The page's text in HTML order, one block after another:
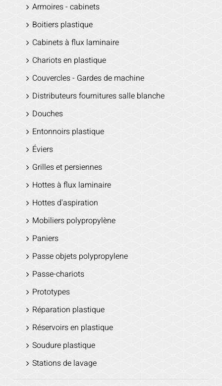
Armoires - cabinets
Boitiers plastique
Cabinets à flux laminaire
Chariots en plastique
Couvercles - Gardes de machine
Distributeurs fournitures salle blanche
Douches
Entonnoirs plastique
Éviers
Grilles et persiennes
Hottes à flux laminaire
Hottes d'aspiration
Mobiliers polypropylène
Paniers
Passe objets polypropylene
Passe-chariots
Prototypes
Réparation plastique
Réservoirs en plastique
Soudure plastique
Stations de lavage